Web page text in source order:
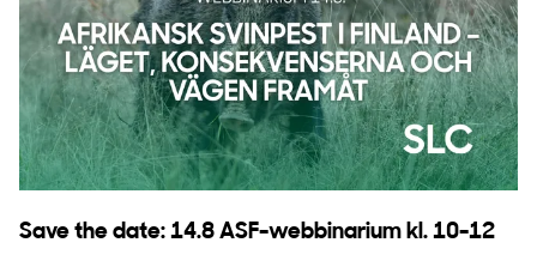
Save the date: 14.8 ASF-webbinarium kl. 10-12